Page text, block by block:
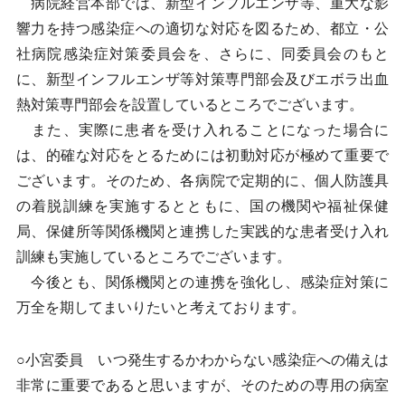
病院経営本部では、新型インフルエンザ等、重大な影
響力を持つ感染症への適切な対応を図るため、都立・公
社病院感染症対策委員会を、さらに、同委員会のもと
に、新型インフルエンザ等対策専門部会及びエボラ出血
熱対策専門部会を設置しているところでございます。
また、実際に患者を受け入れることになった場合に
は、的確な対応をとるためには初動対応が極めて重要で
ございます。そのため、各病院で定期的に、個人防護具
の着脱訓練を実施するとともに、国の機関や福祉保健
局、保健所等関係機関と連携した実践的な患者受け入れ
訓練も実施しているところでございます。
今後とも、関係機関との連携を強化し、感染症対策に
万全を期してまいりたいと考えております。
○小宮委員 いつ発生するかわからない感染症への備えは
非常に重要であると思いますが、そのための専用の病室